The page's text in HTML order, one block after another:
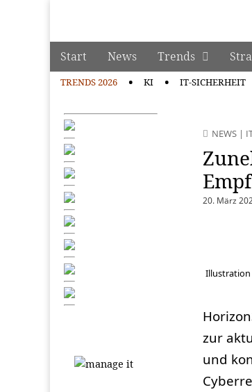
manage it
Main menu
Skip to content
Start News Trends
TRENDS 2026 KI IT-SICHERHEIT
NEWS|
20. März
Illustration
zur
und